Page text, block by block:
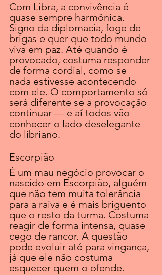
Com Libra, a convivência é
quase sempre harmônica.
Signo da diplomacia, foge de
brigas e quer que todo mundo
viva em paz. Até quando é
provocado, costuma responder
de forma cordial, como se
nada estivesse acontecendo
com ele. O comportamento só
será diferente se a provocação
continuar — e aí todos vão
conhecer o lado deselegante
do libriano.
Escorpião
É um mau negócio provocar o
nascido em Escorpião, alguém
que não tem muita tolerância
para a raiva e é mais briguento
que o resto da turma. Costuma
reagir de forma intensa, quase
cego de rancor. A questão
pode evoluir até para vingança,
já que ele não costuma
esquecer quem o ofende.